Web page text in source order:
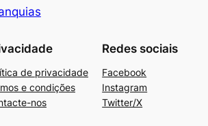
de privacidade
e condições
nos
Redes sociais
Facebook
Instagram
Twitter/X